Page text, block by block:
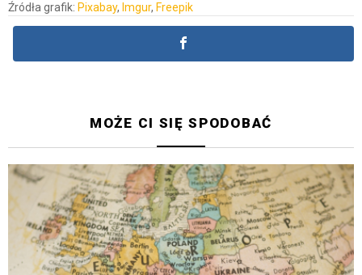
Źródła grafik: Pixabay, Imgur, Freepik
MOŻE CI SIĘ SPODOBAĆ